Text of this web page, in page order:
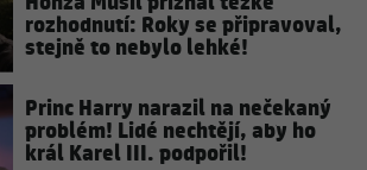
rozhodnutí: Roky se připravoval,
stejně to nebylo lehké!
Princ Harry narazil na nečekaný
problém! Lidé nechtějí, aby ho
král Karel III. podpořil!